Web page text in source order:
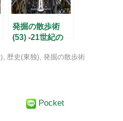
発掘の散歩術
(53) -21世紀の
ラル」が誕生-
歴史(東独) 発掘の散歩術
Pocket